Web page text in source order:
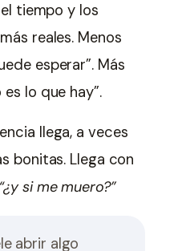
tiempo y los
reales. Menos
esperar”. Más
lo que hay”.
llega, a veces
bonitas. Llega con
“¿y si me muero?”
abrir algo